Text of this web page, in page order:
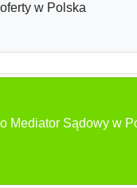
w Polska
Mediator Sądowy w